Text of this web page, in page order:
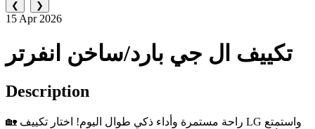
❮
❯
15 Apr 2026
تكييف ال جي بارد/ساخن انفرتر
Description
🏡 راحة مستمرة وأداء ذكي طوال اليوم! اختار تكييف LG واستمتع